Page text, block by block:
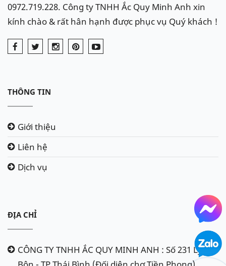
0972.719.228. Công ty TNHH Ắc Quy Minh Anh xin
kính chào & rất hân hạnh được phục vụ Quý khách !
THÔNG TIN
Giới thiệu
Liên hệ
Dịch vụ
ĐỊA CHỈ
CÔNG TY TNHH ẮC QUY MINH ANH : Số 231 Lý